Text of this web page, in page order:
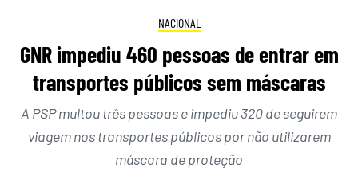
NACIONAL
GNR impediu 460 pessoas de entrar em
transportes públicos sem máscaras
A PSP multou três pessoas e impediu 320 de seguirem
viagem nos transportes públicos por não utilizarem
máscara de proteção